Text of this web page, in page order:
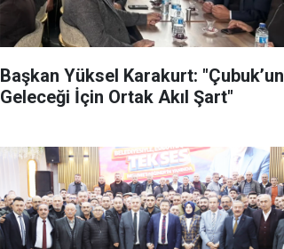
Başkan Yüksel Karakurt: "Çubuk’un
Geleceği İçin Ortak Akıl Şart"